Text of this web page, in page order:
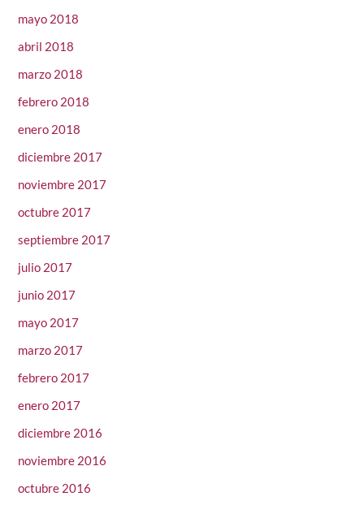
mayo 2018
abril 2018
marzo 2018
febrero 2018
enero 2018
diciembre 2017
noviembre 2017
octubre 2017
septiembre 2017
julio 2017
junio 2017
mayo 2017
marzo 2017
febrero 2017
enero 2017
diciembre 2016
noviembre 2016
octubre 2016